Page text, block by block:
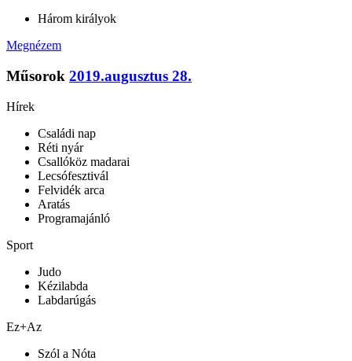
Három királyok
Megnézem
Műsorok 2019.augusztus 28.
Hírek
Családi nap
Réti nyár
Csallóköz madarai
Lecsófesztivál
Felvidék arca
Aratás
Programajánló
Sport
Judo
Kézilabda
Labdarúgás
Ez+Az
Szól a Nóta